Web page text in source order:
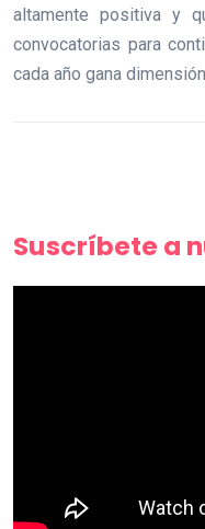
altamente positiva y
convocatorias para
cada año gana
Suscríbete a